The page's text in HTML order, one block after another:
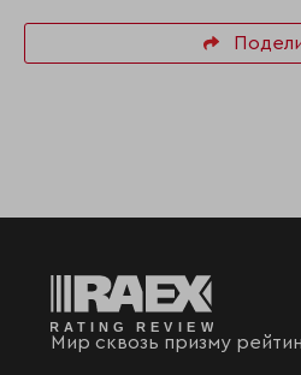
Мир сквозь призму